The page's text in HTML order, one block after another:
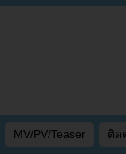
MV/PV/Teaser ติด